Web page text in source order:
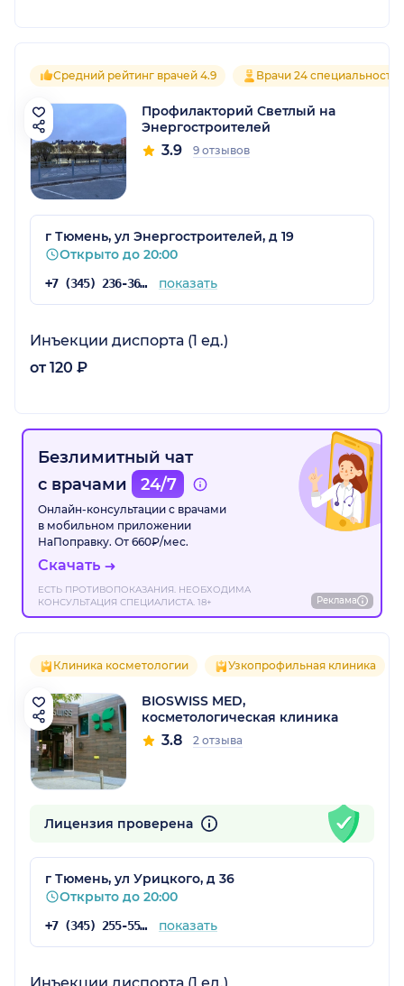
Средний рейтинг врачей 4.9 Врачи 24
Профилакторий Светлый на
Энергостроителей
3.9 9 отзывов
г Тюмень, ул Энергостроителей, д 19
Открыто до 20:00
+7 (345) 236-36-07 показать
Инъекции диспорта (1 ед.)
от 120 ₽
Безлимитный чат
с врачами
24/7
Онлайн-консультации с врачами
в мобильном приложении
НаПоправку. От 660₽/мес.
Скачать
ЕСТЬ ПРОТИВОПОКАЗАНИЯ. НЕОБХОДИМА
КОНСУЛЬТАЦИЯ СПЕЦИАЛИСТА. 18+
Реклама
Клиника косметологии Узкопрофильная клиника
BIOSWISS MED,
косметологическая клиника
3.8 2 отзыва
Лицензия проверена
г Тюмень, ул Урицкого, д 36
Открыто до 20:00
+7 (345) 255-55-90 показать